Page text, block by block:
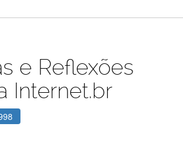
e Reflexões
Internet.br